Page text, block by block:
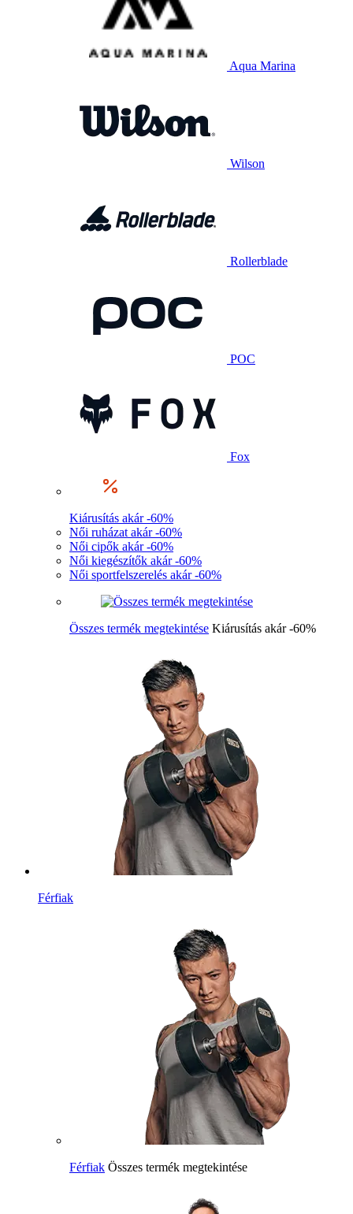
Aqua Marina
Wilson
Rollerblade
POC
Fox
Kiárusítás akár -60%
Női ruházat akár -60%
Női cipők akár -60%
Női kiegészítők akár -60%
Női sportfelszerelés akár -60%
Összes termék megtekintése Kiárusítás akár -60%
Férfiak
Férfiak Összes termék megtekintése